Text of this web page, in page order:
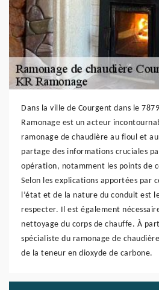
Dans la ville de Courgent dans le
Ramonage est un acteur
ramonage de chaudière au fioul et
partage des informations cruciales
opération, notamment les points de
Selon les explications apportées par
l’état et de la nature du conduit est
respecter. Il est également
nettoyage du corps de chauffe. À
spécialiste du ramonage de
de la teneur en dioxyde de carbone.